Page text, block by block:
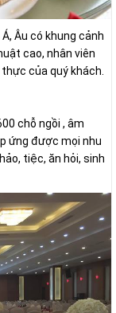
Âu có khung cảnh
cao, nhân viên
của quý khách.
chỗ ngồi , âm
ứng được mọi nhu
tiệc, ăn hỏi, sinh